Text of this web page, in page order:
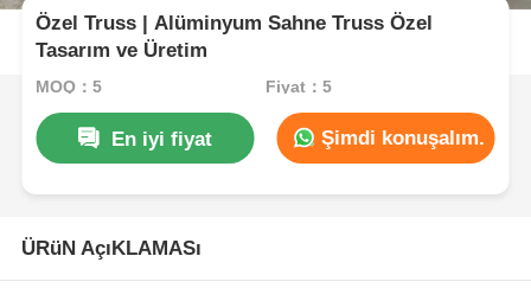
Özel Truss | Alüminyum Sahne Truss Özel
Tasarım ve Üretim
MOQ：5 Fiyat：5
En iyi fiyat Şimdi konuşalım.
ÜRüN AçıKLAMASı